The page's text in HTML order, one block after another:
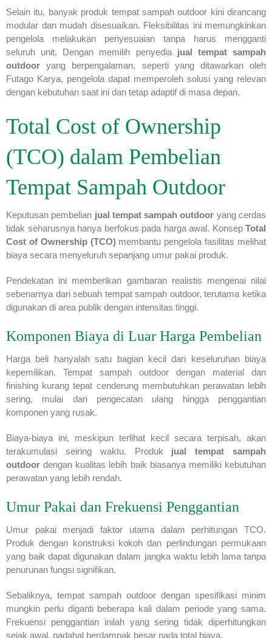
Selain itu, banyak produk tempat sampah outdoor kini dirancang
modular dan mudah disesuaikan. Fleksibilitas ini memungkinkan
pengelola melakukan penyesuaian tanpa harus mengganti
seluruh unit. Dengan memilih penyedia jual tempat sampah
outdoor yang berpengalaman, seperti yang ditawarkan oleh
Futago Karya, pengelola dapat memperoleh solusi yang relevan
dengan kebutuhan saat ini dan tetap adaptif di masa depan.
Total Cost of Ownership
(TCO) dalam Pembelian
Tempat Sampah Outdoor
Keputusan pembelian jual tempat sampah outdoor yang cerdas
tidak seharusnya hanya berfokus pada harga awal. Konsep Total
Cost of Ownership (TCO)membantu pengelola fasilitas melihat
biaya secara menyeluruh sepanjang umur pakai produk.
Pendekatan ini memberikan gambaran realistis mengenai nilai
sebenarnya dari sebuah tempat sampah outdoor, terutama ketika
digunakan di area publik dengan intensitas tinggi.
Komponen Biaya di Luar Harga Pembelian
Harga beli hanyalah satu bagian kecil dari keseluruhan biaya
kepemilikan. Tempat sampah outdoor dengan material dan
finishing kurang tepat cenderung membutuhkan perawatan lebih
sering, mulai dari pengecatan ulang hingga penggantian
komponen yang rusak.
Biaya-biaya ini, meskipun terlihat kecil secara terpisah, akan
terakumulasi seiring waktu. Produk jual tempat sampah
outdoor dengan kualitas lebih baik biasanya memiliki kebutuhan
perawatan yang lebih rendah.
Umur Pakai dan Frekuensi Penggantian
Umur pakai menjadi faktor utama dalam perhitungan TCO.
Produk dengan konstruksi kokoh dan perlindungan permukaan
yang baik dapat digunakan dalam jangka waktu lebih lama tanpa
penurunan fungsi signifikan.
Sebaliknya, tempat sampah outdoor dengan spesifikasi minim
mungkin perlu diganti beberapa kali dalam periode yang sama.
Frekuensi penggantian inilah yang sering tidak diperhitungkan
sejak awal, padahal berdampak besar pada total biaya.